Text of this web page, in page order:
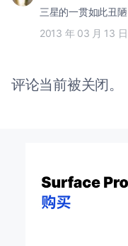
三星的一贯如此丑陋
2013 年 03 月 13
评论当前被关闭。